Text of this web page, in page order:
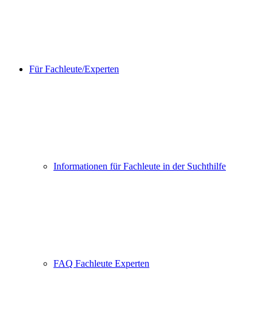
Für Fachleute/Experten
Informationen für Fachleute in der Suchthilfe
FAQ Fachleute Experten